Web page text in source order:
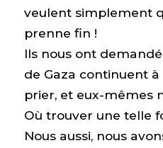
veulent simplement
prenne fin !
Ils nous ont
de Gaza continuent
prier, et eux-mêmes
Où trouver une telle
Nous aussi, nous